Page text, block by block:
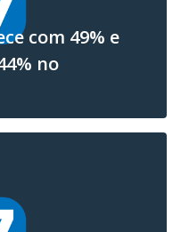
com 49% e
no